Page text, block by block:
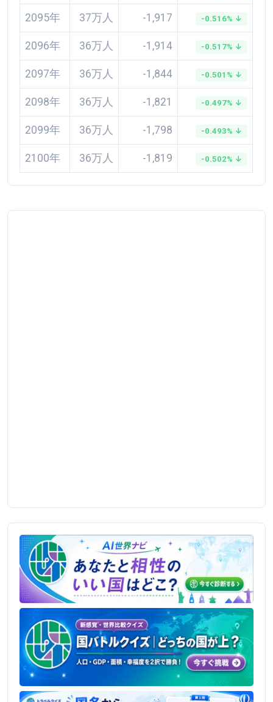
2095年 37万人 -1,917 -0.516% ↓
2096年 36万人 -1,914 -0.517% ↓
2097年 36万人 -1,844 -0.501% ↓
2098年 36万人 -1,821 -0.497% ↓
2099年 36万人 -1,798 -0.493% ↓
2100年 36万人 -1,819 -0.502% ↓